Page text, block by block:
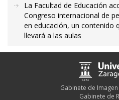
La Facultad de Educación
Congreso internacional de
en educación, un contenido
llevará a las aulas
Gabinete de
Gabinete de